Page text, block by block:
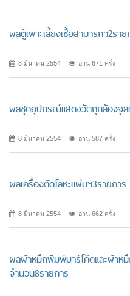
ผลตู้เพาะเลี้ยงเชื้อสามารถฯ2ราย
8 มีนาคม 2554 อ่าน 671 ครั้ง
ผลชุดอุปกรณ์แสดงวัตถุกล้องจุล
8 มีนาคม 2554 อ่าน 587 ครั้ง
ผลเครื่องตัดโลหะแผ่นฯ3รายการ
8 มีนาคม 2554 อ่าน 662 ครั้ง
ผลผ้าหมึกพิมพ์บาร์โค๊ดและผ้าห
จำนวน8รายการ